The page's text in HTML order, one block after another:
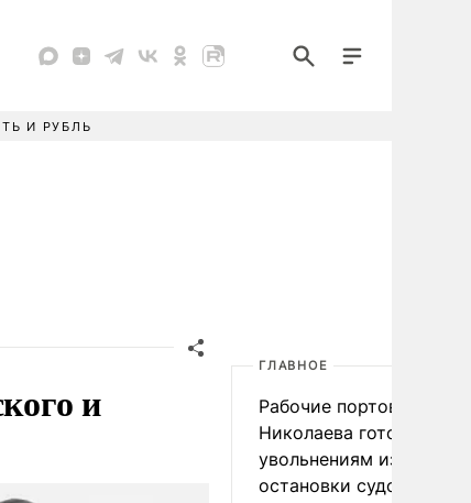
И РУБЛЬ
и
ГЛАВНОЕ
Рабочие портов
Николаева готовятся к
увольнениям из-за
остановки судоходства